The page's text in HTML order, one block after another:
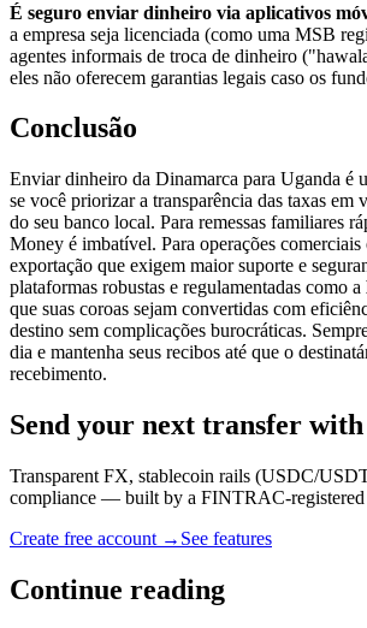
É seguro enviar dinheiro via aplicativos
a empresa seja licenciada (como uma MSB
agentes informais de troca de dinheiro
eles não oferecem garantias legais caso os
Conclusão
Enviar dinheiro da Dinamarca para Uganda é
se você priorizar a transparência das taxas em
do seu banco local. Para remessas familiares
Money é imbatível. Para operações comerciais
exportação que exigem maior suporte e
plataformas robustas e regulamentadas como a
que suas coroas sejam convertidas com
destino sem complicações burocráticas.
dia e mantenha seus recibos até que o
recebimento.
Send your next transfer
Transparent FX, stablecoin rails (USDC/
compliance — built by a FINTRAC-registered
Create free account → See features
Continue reading